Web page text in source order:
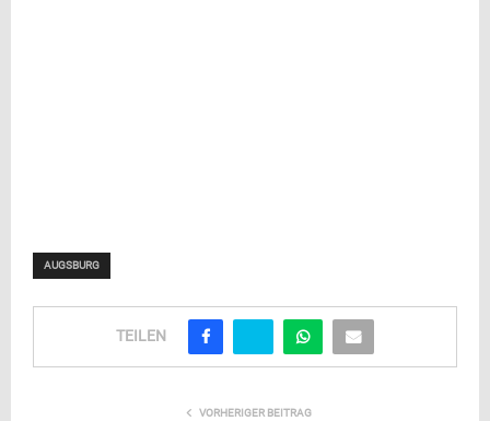
AUGSBURG
TEILEN
VORHERIGER BEITRAG